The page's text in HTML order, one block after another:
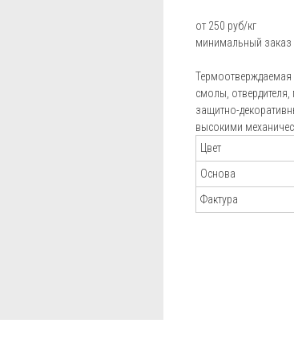
Блог
краски
Установки порошковой окраски Electron
от 250 руб/кг
минимальный заказ
Термоотверждаемая
смолы,
защитно-
высокими
Цвет
Основа
Фактура